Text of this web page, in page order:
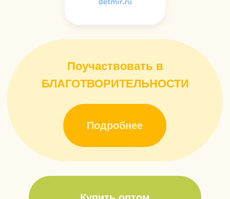
Память